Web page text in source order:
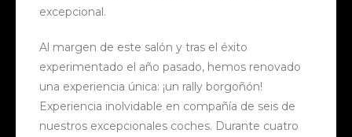
excepcional.
Al margen de este salón y tras el éxito
experimentado el año pasado, hemos renovado
una experiencia única: ¡un rally borgoñón!
Experiencia inolvidable en compañía de seis de
nuestros excepcionales coches. Durante cuatro